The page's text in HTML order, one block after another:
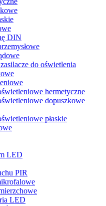
DIN
do oświetlenia
hermetyczne
dopuszkowe
płaskie
LED
PIR
LED